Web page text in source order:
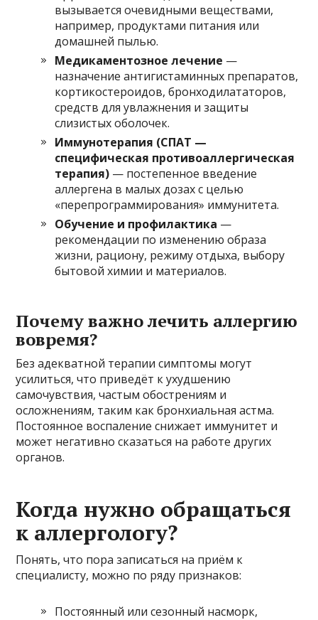
вызывается очевидными веществами,
например, продуктами питания или
домашней пылью.
Медикаментозное лечение —
назначение антигистаминных препаратов,
кортикостероидов, бронходилататоров,
средств для увлажнения и защиты
слизистых оболочек.
Иммунотерапия (СПАТ —
специфическая противоаллергическая
терапия) — постепенное введение
аллергена в малых дозах с целью
«перепрограммирования» иммунитета.
Обучение и профилактика —
рекомендации по изменению образа
жизни, рациону, режиму отдыха, выбору
бытовой химии и материалов.
Почему важно лечить аллергию
вовремя?
Без адекватной терапии симптомы могут
усилиться, что приведёт к ухудшению
самочувствия, частым обострениям и
осложнениям, таким как бронхиальная астма.
Постоянное воспаление снижает иммунитет и
может негативно сказаться на работе других
органов.
Когда нужно обращаться
к аллергологу?
Понять, что пора записаться на приём к
специалисту, можно по ряду признаков:
Постоянный или сезонный насморк,